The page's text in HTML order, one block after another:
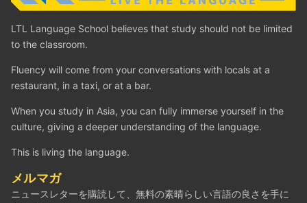
LTL Language School believes that study should not be limited
to the classroom.
Fluency will come from your conversations with locals at a
restaurant, in a taxi, or at a bar.
When you study in Asia, you can fully immerse yourself in the
culture, giving a deeper understanding of the language.
This is living the language.
メルマガ
ニュースレターを購読して、無料の素晴らしい言語の良さを手に